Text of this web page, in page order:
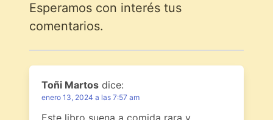
Esperamos con interés tus
comentarios.
Toñi Martos dice:
enero 13, 2024 a las 7:57 am